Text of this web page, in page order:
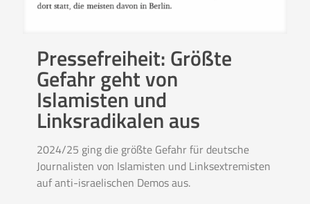
Pressefreiheit: Größte
Gefahr geht von
Islamisten und
Linksradikalen aus
2024/25 ging die größte Gefahr für deutsche
Journalisten von Islamisten und Linksextremisten
auf anti-israelischen Demos aus.